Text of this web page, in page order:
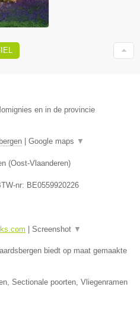
en in de provincie
Google maps ▼
(Oost-Vlaanderen)
nr: BE0559920226
Screenshot ▼
biedt op maat gemaakte
Sectionale poorten, Vliegenramen